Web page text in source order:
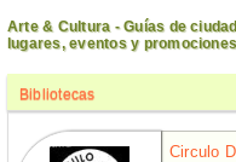
Arte & Cultura - Guías de
lugares, eventos y
Bibliotecas
Circulo